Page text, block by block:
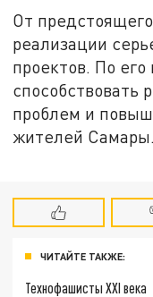
От
реализации
проектов. По
способствовать
проблем и
жителей Самары.
ЧИТАЙТЕ ТАКЖЕ:
Технофашисты XXI века